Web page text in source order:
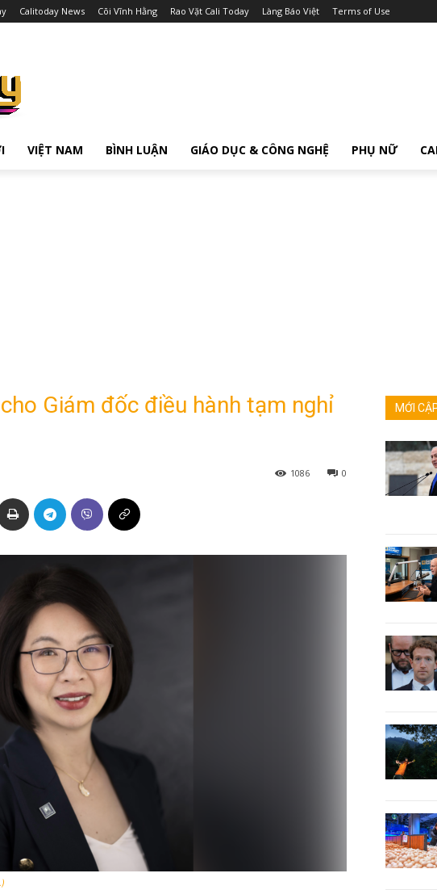
Calitoday News Cõi Vĩnh Hằng Rao Vặt Cali Today Làng Báo Việt Terms of Use
VIỆT NAM BÌNH LUẬN GIÁO DỤC & CÔNG NGHỆ PHỤ NỮ
Giám đốc điều hành tạm nghỉ
0
1086
MỚI